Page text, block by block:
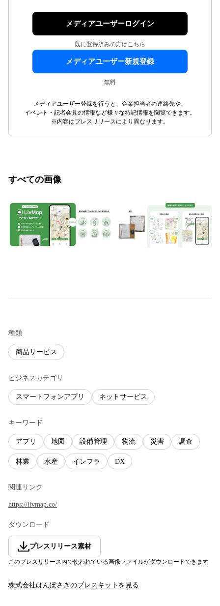
メディアユーザーログイン
既に登録済みの方はこちら
メディアユーザー新規登録
無料
メディアユーザー登録を行うと、企業担当者の連絡先や、
イベント・記者会見の情報など様々な特記情報を閲覧できます。
※内容はプレスリリースにより異なります。
すべての画像
種類
商品サービス
ビジネスカテゴリ
スマートフォンアプリ ネットサービス
キーワード
アプリ 地図 設備管理 物流 災害 調査
林業 水産 インフラ DX
関連リンク
https://livmap.co/
ダウンロード
プレスリリース素材
このプレスリリース内で使われている画像ファイルがダウンロードできます
株式会社はんぽさき のプレスキットを見る